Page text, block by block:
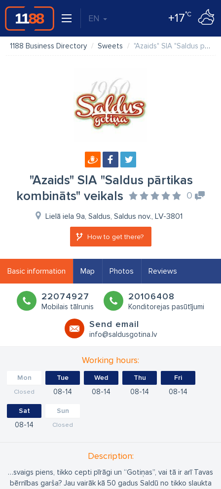
EN +17°C
1188 Business Directory Sweets "Azaids" SIA "Saldus pārtikas kombināts" veikals
"Azaids" SIA "Saldus pārtikas
kombināts" veikals
0
Lielā iela 9a, Saldus, Saldus nov., LV-3801
How to get there?
Basic information Map Photos Reviews
22074927
Mobilais tālrunis
20106408
Konditorejas pasūtījumi
Send email
info@saldusgotina.lv
Working hours:
Mon
Closed
Tue
08 14
Wed
08 14
Thu
08 14
Fri
08 14
Sat
08 14
Sun
Closed
Description:
…svaigs piens, tikko cepti pīrāgi un “Gotiņas”, vai tā ir arī Tavas
bērnības garša? Jau vairāk kā 50 gadus Saldū no tikko slaukta